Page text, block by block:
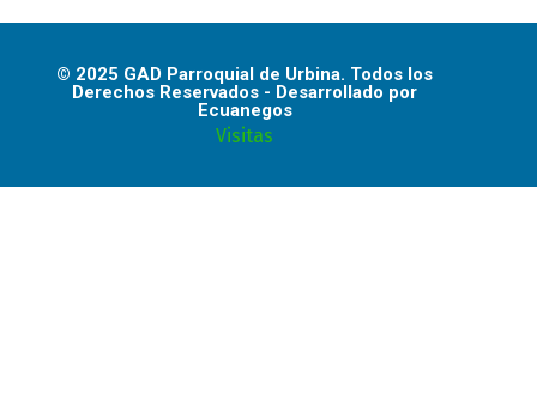
© 2025 GAD Parroquial de Urbina. Todos los
Derechos Reservados - Desarrollado por
Ecuanegos
Visitas